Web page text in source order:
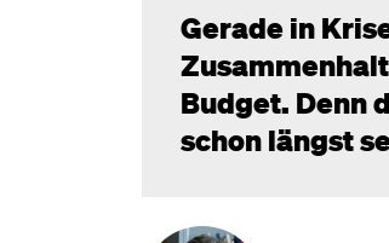
Gerade in
Budget. Denn
schon längst